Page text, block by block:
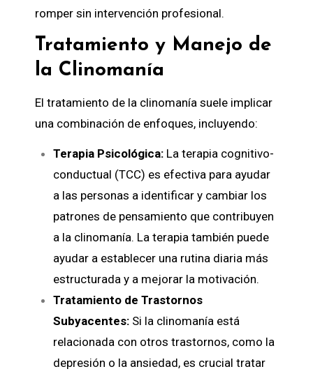
romper sin intervención profesional.
Tratamiento y Manejo de
la Clinomanía
El tratamiento de la clinomanía suele implicar
una combinación de enfoques, incluyendo:
Terapia Psicológica: La terapia cognitivo-
conductual (TCC) es efectiva para ayudar
a las personas a identificar y cambiar los
patrones de pensamiento que contribuyen
a la clinomanía. La terapia también puede
ayudar a establecer una rutina diaria más
estructurada y a mejorar la motivación.
Tratamiento de Trastornos
Subyacentes: Si la clinomanía está
relacionada con otros trastornos, como la
depresión o la ansiedad, es crucial tratar